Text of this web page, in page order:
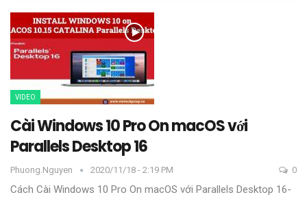
VIDEO
Cài Windows 10 Pro On macOS với
Parallels Desktop 16
Phuong.nguyen 2020/11/18 - 2:19 PM 0
Cách Cài Windows 10 Pro On macOS với Parallels Desktop 16-